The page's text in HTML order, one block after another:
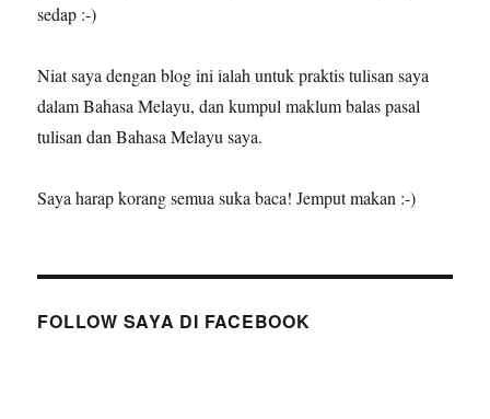
sedap :-)
Niat saya dengan blog ini ialah untuk praktis tulisan saya
dalam Bahasa Melayu, dan kumpul maklum balas pasal
tulisan dan Bahasa Melayu saya.
Saya harap korang semua suka baca! Jemput makan :-)
FOLLOW SAYA DI FACEBOOK